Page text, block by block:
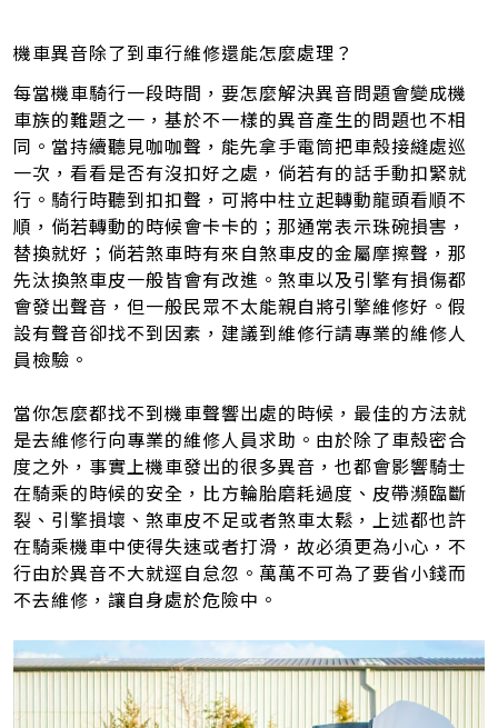
機車異音除了到車行維修還能怎麼處理？
每當機車騎行一段時間，要怎麼解決異音問題會變成機
車族的難題之一，基於不一樣的異音產生的問題也不相
同。當持續聽見咖咖聲，能先拿手電筒把車殼接縫處巡
一次，看看是否有沒扣好之處，倘若有的話手動扣緊就
行。騎行時聽到扣扣聲，可將中柱立起轉動龍頭看順不
順，倘若轉動的時候會卡卡的；那通常表示珠碗損害，
替換就好；倘若煞車時有來自煞車皮的金屬摩擦聲，那
先汰換煞車皮一般皆會有改進。煞車以及引擎有損傷都
會發出聲音，但一般民眾不太能親自將引擎維修好。假
設有聲音卻找不到因素，建議到維修行請專業的維修人
員檢驗。
當你怎麼都找不到機車聲響出處的時候，最佳的方法就
是去維修行向專業的維修人員求助。由於除了車殼密合
度之外，事實上機車發出的很多異音，也都會影響騎士
在騎乘的時候的安全，比方輪胎磨耗過度、皮帶瀕臨斷
裂、引擎損壞、煞車皮不足或者煞車太鬆，上述都也許
在騎乘機車中使得失速或者打滑，故必須更為小心，不
行由於異音不大就逕自怠忽。萬萬不可為了要省小錢而
不去維修，讓自身處於危險中。